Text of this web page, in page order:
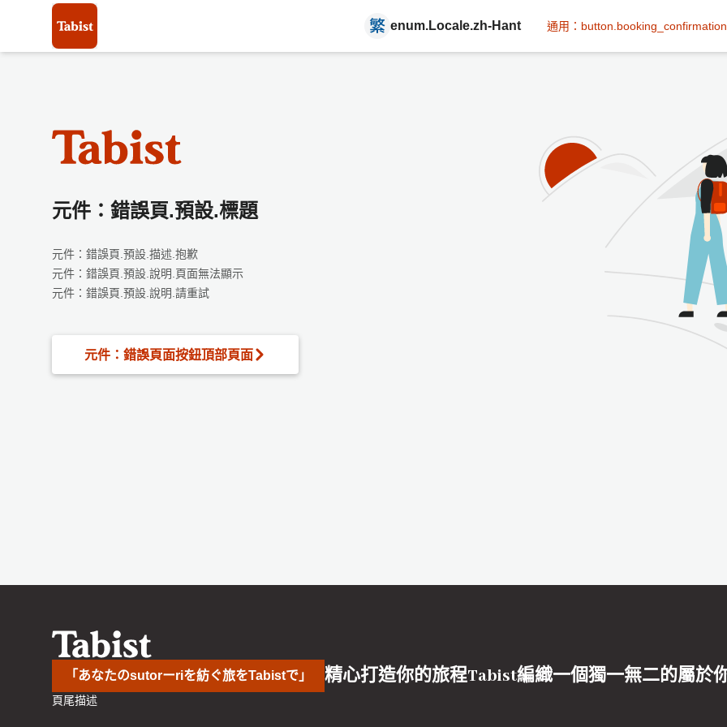
enum.Locale.zh-Hant 通用：button.booking_confirmation
元件：錯誤頁.預設.標題
元件：錯誤頁.預設.描述.抱歉
元件：錯誤頁.預設.說明.頁面無法顯示
元件：錯誤頁.預設.說明.請重試
元件：錯誤頁面按鈕頂部頁面
「あなたのsutorーriを紡ぐ旅をTabistで」 精心打造你的旅程Tabist編織一個獨一無二的屬於
頁尾描述